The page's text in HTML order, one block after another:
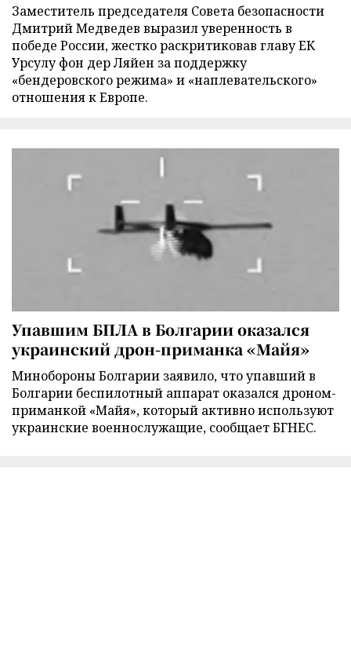
Заместитель председателя Совета безопасности
Дмитрий Медведев выразил уверенность в
победе России, жестко раскритиковав главу ЕК
Урсулу фон дер Ляйен за поддержку
«бендеровского режима» и «наплевательского»
отношения к Европе.
Упавшим БПЛА в Болгарии оказался
украинский дрон-приманка «Майя»
Минобороны Болгарии заявило, что упавший в
Болгарии беспилотный аппарат оказался дроном-
приманкой «Майя», который активно используют
украинские военнослужащие, сообщает БГНЕС.